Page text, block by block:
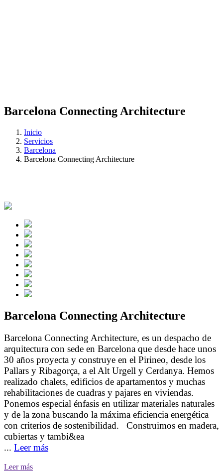
Barcelona Connecting Architecture
Inicio
Servicios
Barcelona
Barcelona Connecting Architecture
Barcelona Connecting Architecture
Barcelona Connecting Architecture, es un despacho de
arquitectura con sede en Barcelona que desde hace unos
30 años proyecta y construye en el Pirineo, desde los
Pallars y Ribagorça, a el Alt Urgell y Cerdanya. Hemos
realizado chalets, edificios de apartamentos y muchas
rehabilitaciones de cuadras y pajares en viviendas.
Ponemos especial énfasis en utilizar materiales naturales
y de la zona buscando la máxima eficiencia energética
con criterios de sostenibilidad. Construimos en madera,
cubiertas y tambi&ea
... Leer más
Leer más